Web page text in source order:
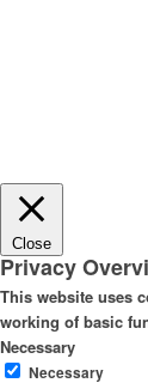
Close
Privacy
This website uses
working of basic
Necessary
Necessary